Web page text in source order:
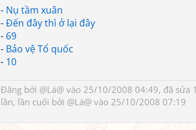
- Nụ tầm xuân
-Đến đây thì ở lại đây
- 69
- Bảo vệ Tổ quốc
- 10
Đăng bởi @Lá@ vào 25/10/2008 04:49, đã sửa 1
lần, lần cuối bởi @Lá@ vào 25/10/2008 07:19